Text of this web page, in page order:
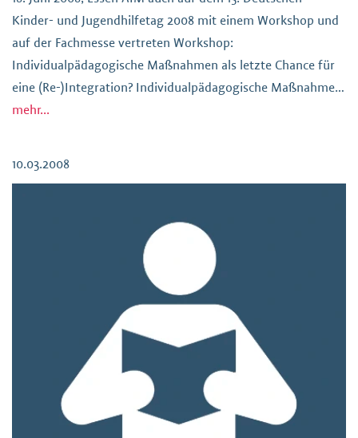
Kinder- und Jugendhilfetag 2008 mit einem Workshop und
auf der Fachmesse vertreten Workshop:
Individualpädagogische Maßnahmen als letzte Chance für
eine (Re-)Integration? Individualpädagogische Maßnahmen
stehen manchmal am Ende einer längeren
mehr...
10.03.2008